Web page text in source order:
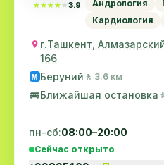
★★★★★
★★★★★3.9 Андрология
Кардиология
г.Ташкент,
166
M Беруний 🚶 3.6 км
🚌Ближайшая остановка
пн–сб:08:00–20:00
Сейчас открыто